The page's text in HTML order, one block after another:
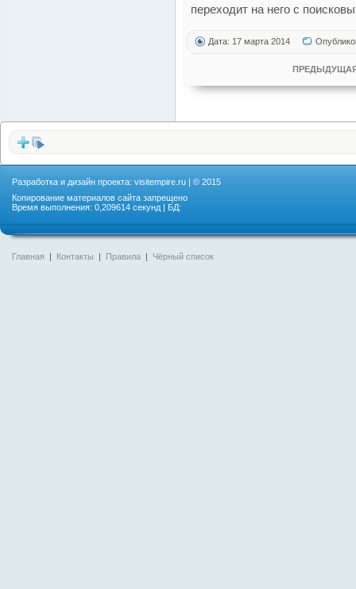
переходит на него с
Дата: 17 марта 2014
Разработка и дизайн проекта: visitempire.ru | © 2015
Копирование материалов сайта запрещено
Время выполнения: 0,209614 секунд | БД:
Главная | Контакты | Правила | Чёрный список